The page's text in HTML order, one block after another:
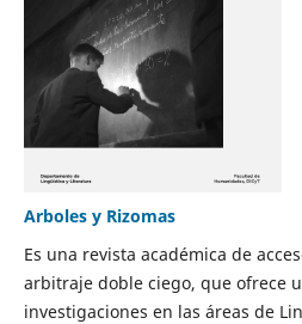
Arboles y Rizomas
Es una revista académica de
arbitraje doble ciego, que ofrece
investigaciones en las áreas de